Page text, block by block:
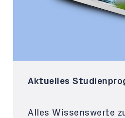
Aktuelles
Alles Wissenswerte